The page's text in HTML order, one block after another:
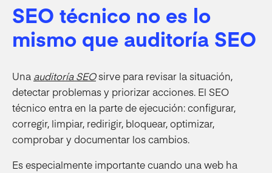
SEO técnico no es lo
mismo que auditoría SEO
Una auditoría SEOsirve para revisar la situación,
detectar problemas y priorizar acciones. El SEO
técnico entra en la parte de ejecución: configurar,
corregir, limpiar, redirigir, bloquear, optimizar,
comprobar y documentar los cambios.
Es especialmente importante cuando una web ha